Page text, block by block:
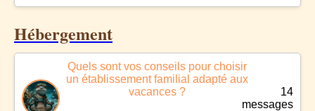
Hébergement
Quels sont vos conseils pour choisir
un établissement familial adapté aux
vacances ?
14
messages